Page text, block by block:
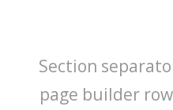
Section
page builder